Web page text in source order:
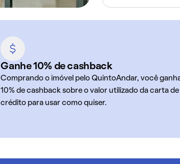
Ganhe 10% de cashback
Comprando o imóvel pelo QuintoAndar, você
10% de cashback sobre o valor utilizado da carta de
crédito para usar como quiser.